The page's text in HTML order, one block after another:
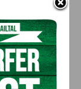
Anna
verstorben